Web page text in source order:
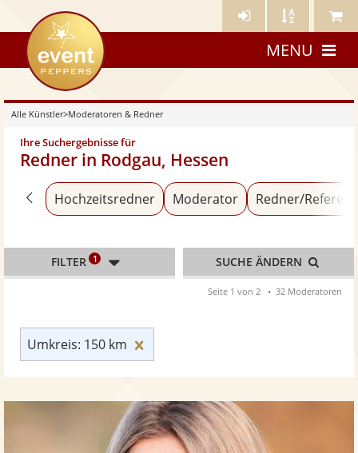
Künstler- Künstler Meine
eventpeppers
MENU
Alle Künstler>Moderatoren & Redner
Ihre Suchergebnisse für
Redner in Rodgau, Hessen
Zurück zu «Alle Künstler»
Hochzeitsredner Moderator Redner/Referent
Umkreis: 150 km
FILTER 1 SUCHE ÄNDERN
Seite 1 von 2 32 Moderatoren